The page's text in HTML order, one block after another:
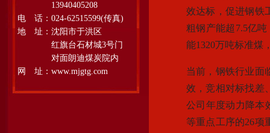
13940405208
电 话：024-62515599(传真)
地 址：沈阳市于洪区
红旗台石材城3号门
对面朗迪煤炭院内
网 址：www.mjgtg.com
效达标，促进钢铁
粗钢产能超7.5亿吨
能1320万吨标准煤
当前，钢铁行业面
效，竞相对标找差
公司年度动力降本
等重点工序的26项